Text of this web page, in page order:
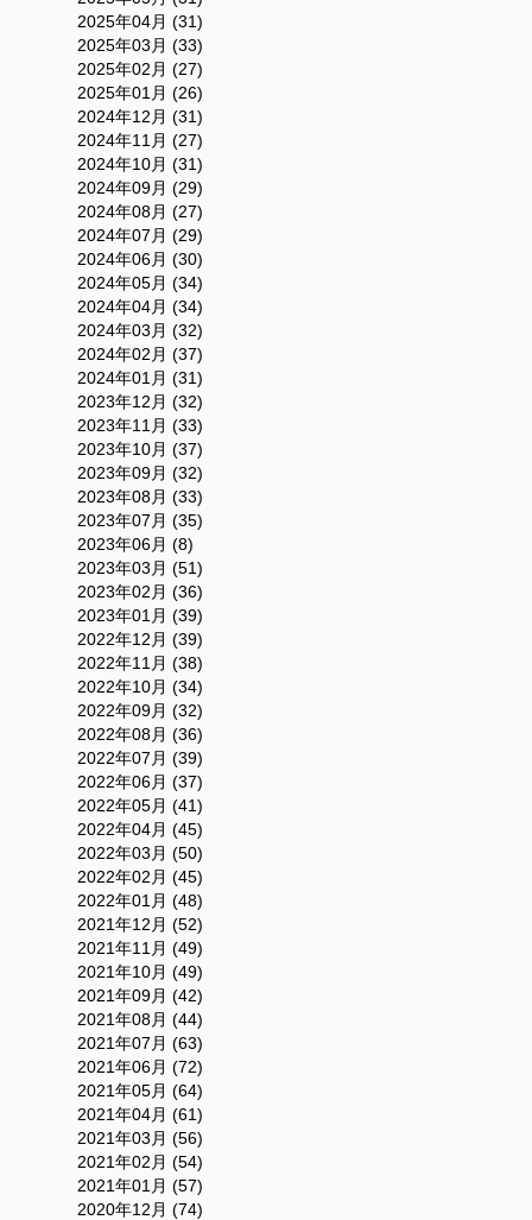
2025年04月 (31)
2025年03月 (33)
2025年02月 (27)
2025年01月 (26)
2024年12月 (31)
2024年11月 (27)
2024年10月 (31)
2024年09月 (29)
2024年08月 (27)
2024年07月 (29)
2024年06月 (30)
2024年05月 (34)
2024年04月 (34)
2024年03月 (32)
2024年02月 (37)
2024年01月 (31)
2023年12月 (32)
2023年11月 (33)
2023年10月 (37)
2023年09月 (32)
2023年08月 (33)
2023年07月 (35)
2023年06月 (8)
2023年03月 (51)
2023年02月 (36)
2023年01月 (39)
2022年12月 (39)
2022年11月 (38)
2022年10月 (34)
2022年09月 (32)
2022年08月 (36)
2022年07月 (39)
2022年06月 (37)
2022年05月 (41)
2022年04月 (45)
2022年03月 (50)
2022年02月 (45)
2022年01月 (48)
2021年12月 (52)
2021年11月 (49)
2021年10月 (49)
2021年09月 (42)
2021年08月 (44)
2021年07月 (63)
2021年06月 (72)
2021年05月 (64)
2021年04月 (61)
2021年03月 (56)
2021年02月 (54)
2021年01月 (57)
2020年12月 (74)